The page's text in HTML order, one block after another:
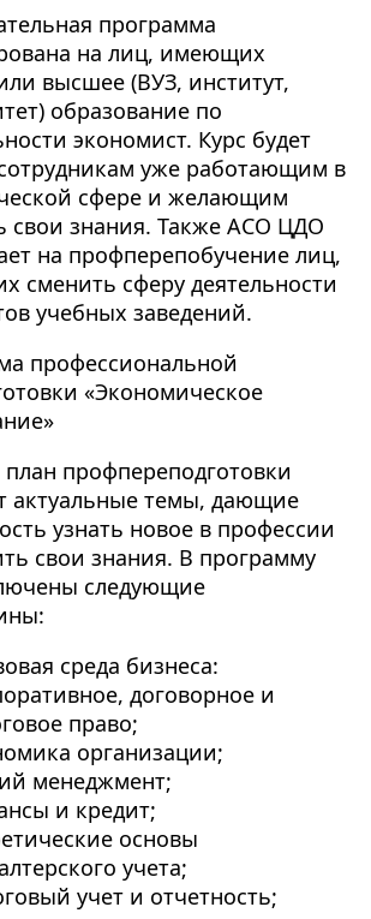
программа
на лиц, имеющих
высшее (ВУЗ, институт,
образование по
экономист. Курс будет
уже работающим в
сфере и желающим
свои знания. Также АСО ЦДО
на профперепобучение лиц,
сменить сферу деятельности
учебных заведений.
профессиональной
«Экономическое
профпереподготовки
актуальные темы, дающие
узнать новое в профессии
свои знания. В программу
следующие
среда бизнеса:
договорное и
право;
организации;
менеджмент;
и кредит;
основы
учета;
учет и отчетность;